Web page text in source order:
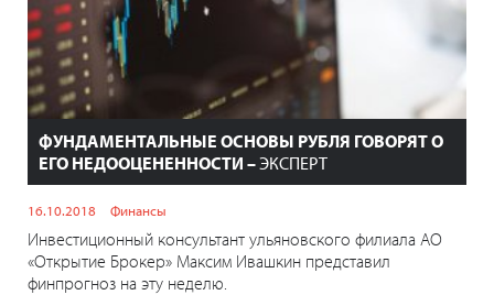
ФУНДАМЕНТАЛЬНЫЕ ОСНОВЫ РУБЛЯ ГОВОРЯТ О
ЕГО НЕДООЦЕНЕННОСТИ –ЭКСПЕРТ
16.10.2018 Финансы
Инвестиционный консультант ульяновского филиала АО
«Открытие Брокер» Максим Ивашкин представил
финпрогноз на эту неделю.